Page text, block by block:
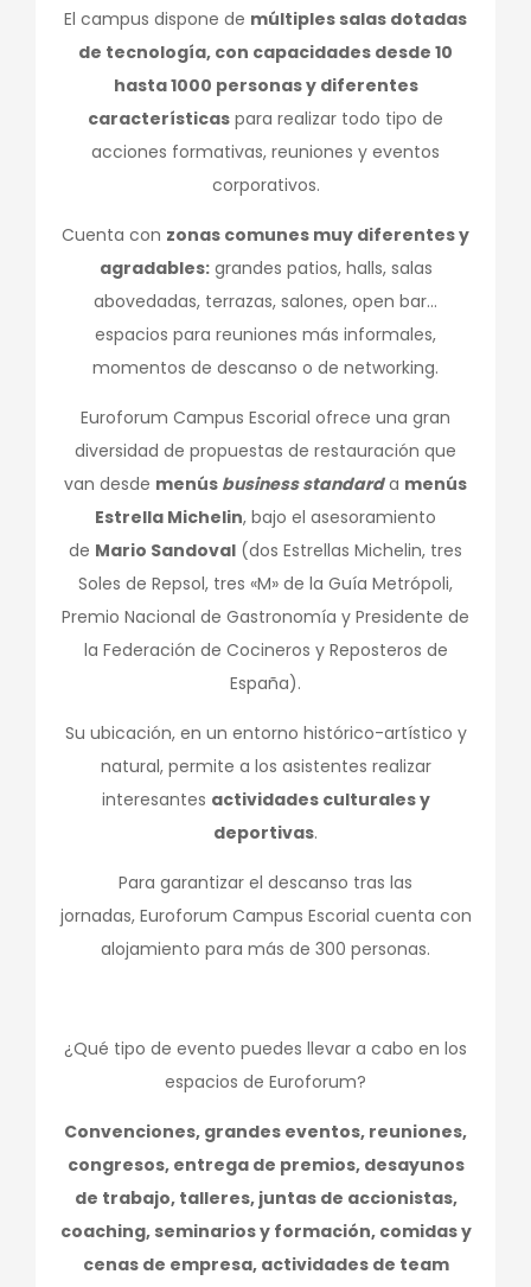
El campus dispone de múltiples salas dotadas
de tecnología, con capacidades desde 10
hasta 1000 personas y diferentes
características para realizar todo tipo de
acciones formativas, reuniones y eventos
corporativos.
Cuenta con zonas comunes muy diferentes y
agradables:grandes patios, halls, salas
abovedadas, terrazas, salones, open bar…
espacios para reuniones más informales,
momentos de descanso o de networking.
Euroforum Campus Escorial ofrece una gran
diversidad de propuestas de restauración que
van desde menús business standarda menús
Estrella Michelin, bajo el asesoramiento
de Mario Sandoval (dos Estrellas Michelin, tres
Soles de Repsol, tres «M» de la Guía Metrópoli,
Premio Nacional de Gastronomía y Presidente de
la Federación de Cocineros y Reposteros de
España).
Su ubicación, en un entorno histórico-artístico y
natural, permite a los asistentes realizar
interesantes actividades culturales y
deportivas.
Para garantizar el descanso tras las
jornadas, Euroforum Campus Escorial cuenta con
alojamiento para más de 300 personas.
¿Qué tipo de evento puedes llevar a cabo en los
espacios de Euroforum?
Convenciones, grandes eventos, reuniones,
congresos, entrega de premios, desayunos
de trabajo, talleres, juntas de accionistas,
coaching, seminarios y formación, comidas y
cenas de empresa, actividades de team